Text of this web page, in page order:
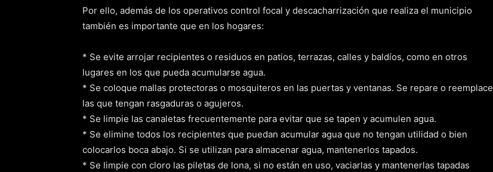
Por ello, además de los operativos control focal y descacharrización que realiza el municipio
también es importante que en los hogares:
* Se evite arrojar recipientes o residuos en patios, terrazas, calles y baldíos, como en otros
lugares en los que pueda acumularse agua.
* Se coloque mallas protectoras o mosquiteros en las puertas y ventanas. Se repare o reemplace
las que tengan rasgaduras o agujeros.
* Se limpie las canaletas frecuentemente para evitar que se tapen y acumulen agua.
* Se elimine todos los recipientes que puedan acumular agua que no tengan utilidad o bien
colocarlos boca abajo. Si se utilizan para almacenar agua, mantenerlos tapados.
* Se limpie con cloro las piletas de lona, si no están en uso, vaciarlas y mantenerlas tapadas